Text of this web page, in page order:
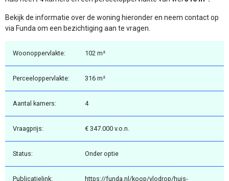
Bekijk de informatie over de woning hieronder en neem contact op
via Funda om een bezichtiging aan te vragen.
Woonoppervlakte: 102 m²
Perceeloppervlakte: 316 m²
Aantal kamers: 4
Vraagprijs: € 347.000 v.o.n.
Status: Onder optie
Publicatielink:
https://funda.nl/koop/vlodrop/huis-